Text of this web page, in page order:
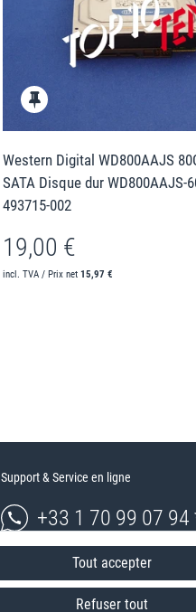
Western Digital WD800AAJS
SATA Disque dur WD800AAJS-
493715-002
19,00 €
incl. TVA / Prix net15,97 €
Support & Service en ligne
+33 1 70 99 07 94
* Vous pouvez nous joindre aux tarifs locaux du lundi
Tout accepter
Refuser tout